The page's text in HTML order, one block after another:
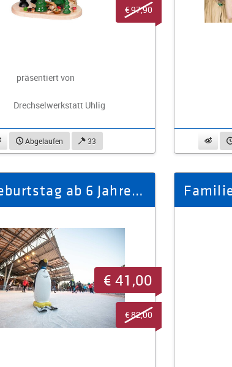
präsentiert von
Drechselwerkstatt Uhlig
beobachtenAbgelaufen 33
€ 97,90
Kindergeburtstag ab 6 Jahren auf der Eisbahn Oelsnitz/V.
€ 41,00
€ 82,00